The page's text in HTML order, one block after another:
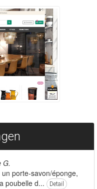
G.
porte-savon/éponge,
poubelle d...
Detail